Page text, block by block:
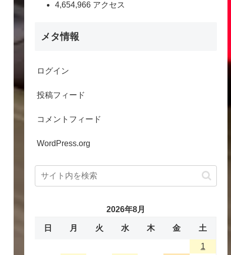
4,654,966 アクセス
メタ情報
ログイン
投稿フィード
コメントフィード
WordPress.org
2026年8月
日 月 火 水 木 金 土
1